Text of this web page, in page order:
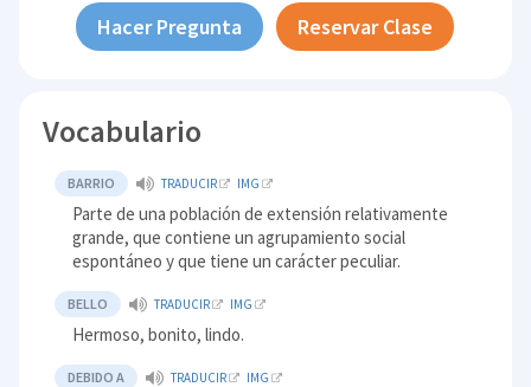
Hacer Pregunta Reservar Clase
Vocabulario
BARRIO TRADUCIR IMG
Parte de una población de extensión relativamente
grande, que contiene un agrupamiento social
espontáneo y que tiene un carácter peculiar.
BELLO TRADUCIR IMG
Hermoso, bonito, lindo.
DEBIDO A TRADUCIR IMG